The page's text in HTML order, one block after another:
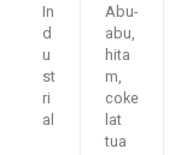
In
d
u
st
ri
al
Abu-
abu,
hita
m,
coke
lat
tua